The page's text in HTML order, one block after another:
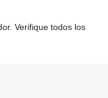
Verifique todos los